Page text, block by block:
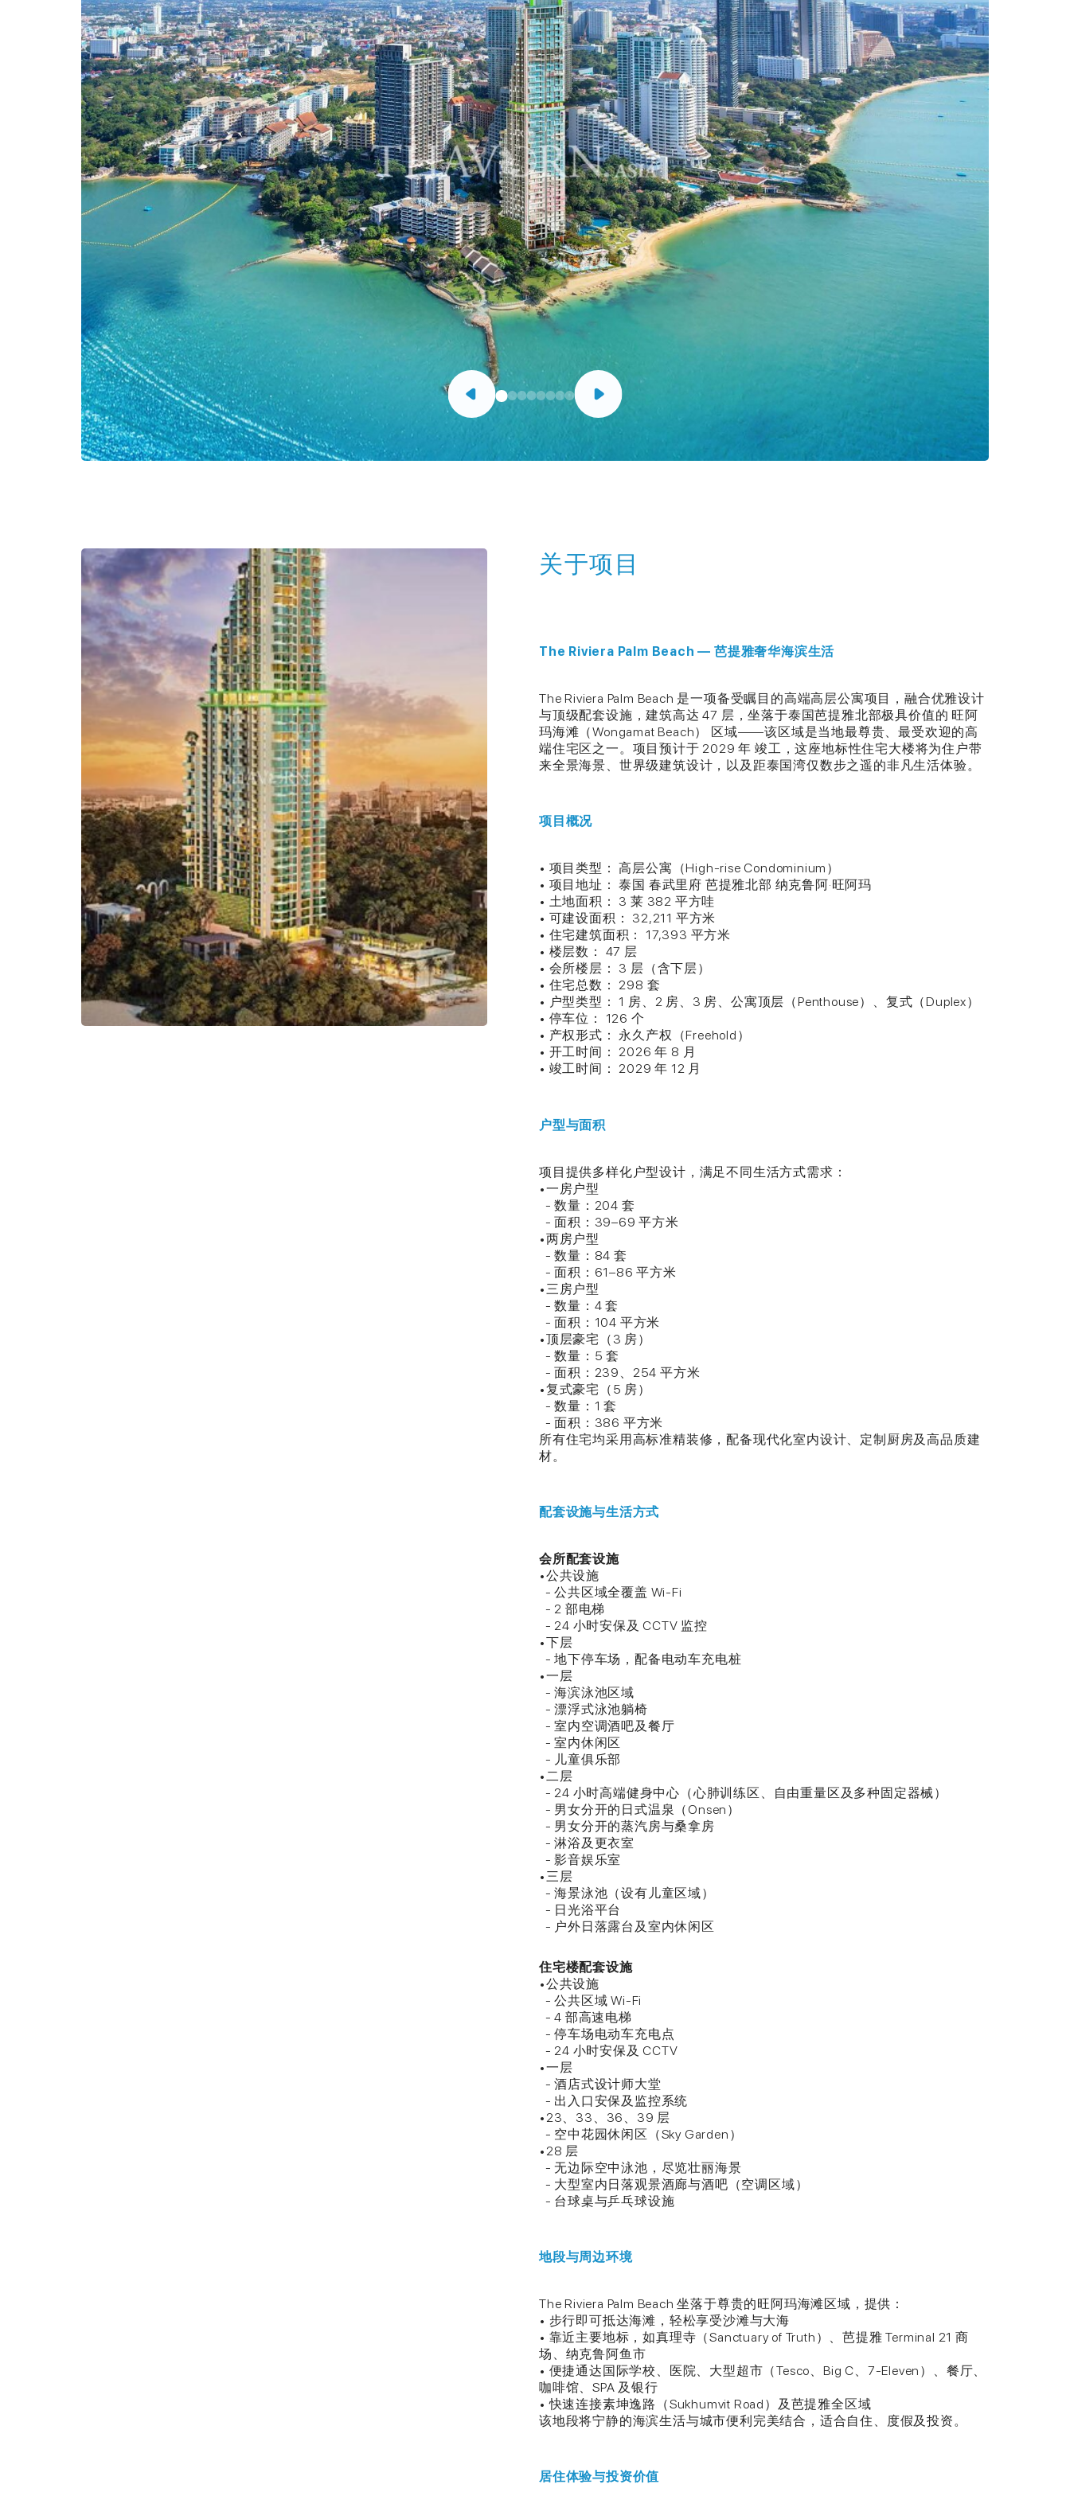
关于项目
The Riviera Palm Beach — 芭提雅奢华海滨生活
The Riviera Palm Beach 是一项备受瞩目的高端高层公寓项目，融合优雅设计
与顶级配套设施，建筑高达 47 层，坐落于泰国芭提雅北部极具价值的 旺阿
玛海滩（Wongamat Beach） 区域——该区域是当地最尊贵、最受欢迎的高
端住宅区之一。项目预计于 2029 年 竣工，这座地标性住宅大楼将为住户带
来全景海景、世界级建筑设计，以及距泰国湾仅数步之遥的非凡生活体验。
项目概况
• 项目类型： 高层公寓（High-rise Condominium）
• 项目地址： 泰国 春武里府 芭提雅北部 纳克鲁阿·旺阿玛
• 土地面积： 3 莱 382 平方哇
• 可建设面积： 32,211 平方米
• 住宅建筑面积： 17,393 平方米
• 楼层数： 47 层
• 会所楼层： 3 层（含下层）
• 住宅总数： 298 套
• 户型类型： 1 房、2 房、3 房、公寓顶层（Penthouse）、复式（Duplex）
• 停车位： 126 个
• 产权形式： 永久产权（Freehold）
• 开工时间： 2026 年 8 月
• 竣工时间： 2029 年 12 月
户型与面积
项目提供多样化户型设计，满足不同生活方式需求：
•一房户型
- 数量：204 套
- 面积：39–69 平方米
•两房户型
- 数量：84 套
- 面积：61–86 平方米
•三房户型
- 数量：4 套
- 面积：104 平方米
•顶层豪宅（3 房）
- 数量：5 套
- 面积：239、254 平方米
•复式豪宅（5 房）
- 数量：1 套
- 面积：386 平方米
所有住宅均采用高标准精装修，配备现代化室内设计、定制厨房及高品质建
材。
配套设施与生活方式
会所配套设施
•公共设施
- 公共区域全覆盖 Wi-Fi
- 2 部电梯
- 24 小时安保及 CCTV 监控
•下层
- 地下停车场，配备电动车充电桩
•一层
- 海滨泳池区域
- 漂浮式泳池躺椅
- 室内空调酒吧及餐厅
- 室内休闲区
- 儿童俱乐部
•二层
- 24 小时高端健身中心（心肺训练区、自由重量区及多种固定器械）
- 男女分开的日式温泉（Onsen）
- 男女分开的蒸汽房与桑拿房
- 淋浴及更衣室
- 影音娱乐室
•三层
- 海景泳池（设有儿童区域）
- 日光浴平台
- 户外日落露台及室内休闲区
住宅楼配套设施
•公共设施
- 公共区域 Wi-Fi
- 4 部高速电梯
- 停车场电动车充电点
- 24 小时安保及 CCTV
•一层
- 酒店式设计师大堂
- 出入口安保及监控系统
•23、33、36、39 层
- 空中花园休闲区（Sky Garden）
•28 层
- 无边际空中泳池，尽览壮丽海景
- 大型室内日落观景酒廊与酒吧（空调区域）
- 台球桌与乒乓球设施
地段与周边环境
The Riviera Palm Beach 坐落于尊贵的旺阿玛海滩区域，提供：
• 步行即可抵达海滩，轻松享受沙滩与大海
• 靠近主要地标，如真理寺（Sanctuary of Truth）、芭提雅 Terminal 21 商
场、纳克鲁阿鱼市
• 便捷通达国际学校、医院、大型超市（Tesco、Big C、7-Eleven）、餐厅、
咖啡馆、SPA 及银行
• 快速连接素坤逸路（Sukhumvit Road）及芭提雅全区域
该地段将宁静的海滨生活与城市便利完美结合，适合自住、度假及投资。
居住体验与投资价值